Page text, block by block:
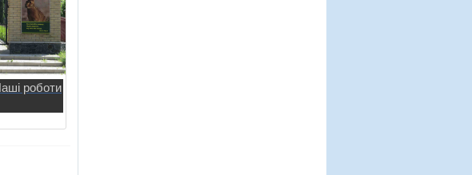
роботи